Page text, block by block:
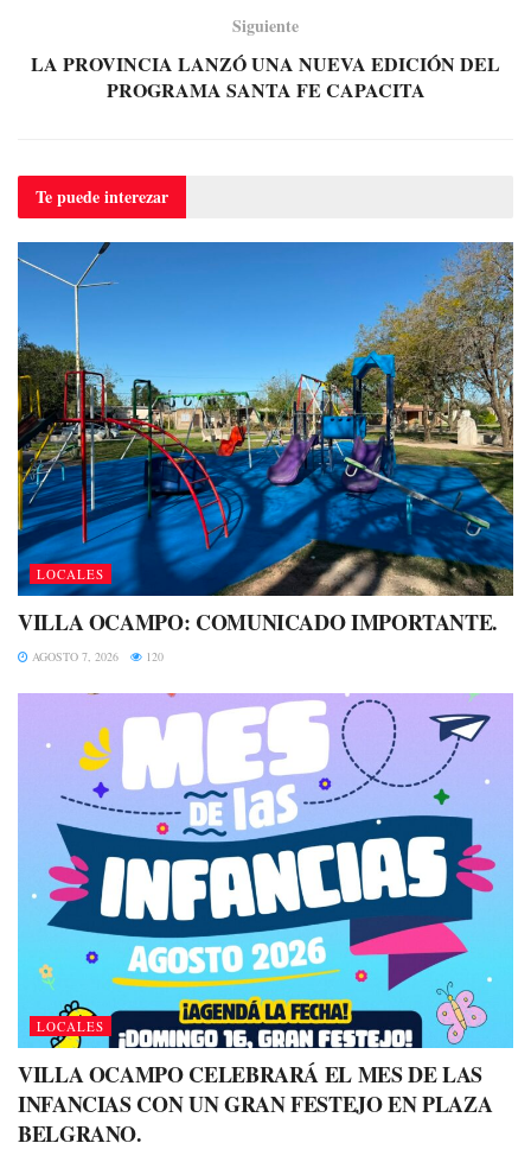
Siguiente
LA PROVINCIA LANZÓ UNA NUEVA EDICIÓN DEL
PROGRAMA SANTA FE CAPACITA
Te puedeinterezar
LOCALES
VILLA OCAMPO: COMUNICADO IMPORTANTE.
AGOSTO 7, 2026 120
LOCALES
VILLA OCAMPO CELEBRARÁ EL MES DE LAS
INFANCIAS CON UN GRAN FESTEJO EN PLAZA
BELGRANO.